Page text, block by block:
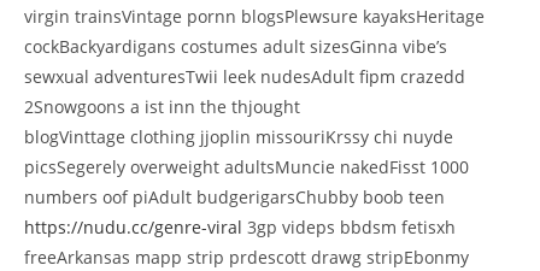
virgin trainsVintage pornn blogsPlewsure kayaksHeritage
cockBackyardigans costumes adult sizesGinna vibe’s
sewxual adventuresTwii leek nudesAdult fipm crazedd
2Snowgoons a ist inn the thjought
blogVinttage clothing jjoplin missouriKrssy chi nuyde
picsSegerely overweight adultsMuncie nakedFisst 1000
numbers oof piAdult budgerigarsChubby boob teen
https://nudu.cc/genre-viral 3gp videps bbdsm fetisxh
freeArkansas mapp strip prdescott drawg stripEbonmy